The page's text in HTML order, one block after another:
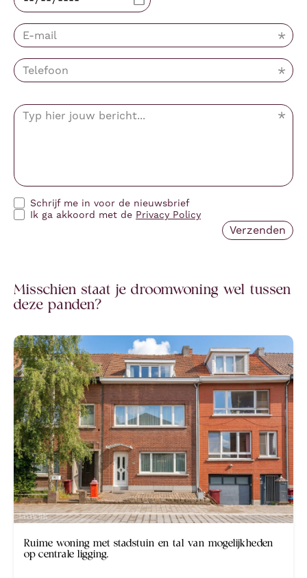
Schrijf me in voor de nieuwsbrief
Ik ga akkoord met de Privacy Policy
Misschien staat je droomwoning wel tussen
deze panden?
Ruime woning met stadstuin en tal van mogelijkheden
op centrale ligging.